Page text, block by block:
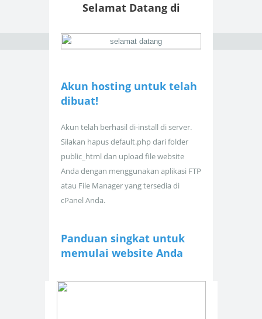
Selamat Datang di
Akun hosting untuk telah
dibuat!
Akun telah berhasil di-install di server.
Silakan hapus default.php dari folder
public_html dan upload file website
Anda dengan menggunakan aplikasi FTP
atau File Manager yang tersedia di
cPanel Anda.
Panduan singkat untuk
memulai website Anda